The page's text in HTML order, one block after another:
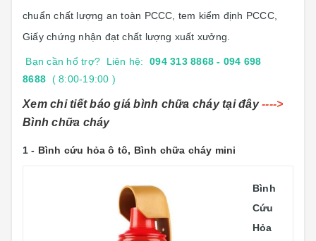
chuẩn chất lượng an toàn PCCC, tem kiểm định PCCC,
Giấy chứng nhận đạt chất lượng xuất xưởng.
Bạn cần hổ trợ? Liên hệ: 094 313 8868 - 094 698
8688 ( 8:00-19:00 )
Xem chi tiết báo giá bình chữa cháy tại đây---->
Bình chữa cháy
1 - Bình cứu hỏa ô tô, Bình chữa cháy mini
Bình
Cứu
Hỏa